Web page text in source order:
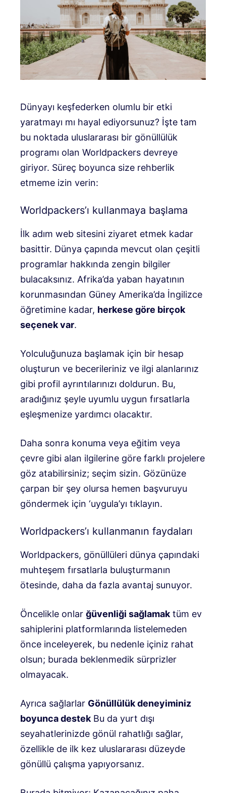
Dünyayı keşfederken olumlu bir etki
yaratmayı mı hayal ediyorsunuz? İşte tam
bu noktada uluslararası bir gönüllülük
programı olan Worldpackers devreye
giriyor. Süreç boyunca size rehberlik
etmeme izin verin:
Worldpackers’ı kullanmaya başlama
İlk adım web sitesini ziyaret etmek kadar
basittir. Dünya çapında mevcut olan çeşitli
programlar hakkında zengin bilgiler
bulacaksınız. Afrika’da yaban hayatının
korunmasından Güney Amerika’da İngilizce
öğretimine kadar, herkese göre birçok
seçenek var.
Yolculuğunuza başlamak için bir hesap
oluşturun ve becerileriniz ve ilgi alanlarınız
gibi profil ayrıntılarınızı doldurun. Bu,
aradığınız şeyle uyumlu uygun fırsatlarla
eşleşmenize yardımcı olacaktır.
Daha sonra konuma veya eğitim veya
çevre gibi alan ilgilerine göre farklı projelere
göz atabilirsiniz; seçim sizin. Gözünüze
çarpan bir şey olursa hemen başvuruyu
göndermek için ‘uygula’yı tıklayın.
Worldpackers’ı kullanmanın faydaları
Worldpackers, gönüllüleri dünya çapındaki
muhteşem fırsatlarla buluşturmanın
ötesinde, daha da fazla avantaj sunuyor.
Öncelikle onlar ğüvenliği sağlamak tüm ev
sahiplerini platformlarında listelemeden
önce inceleyerek, bu nedenle içiniz rahat
olsun; burada beklenmedik sürprizler
olmayacak.
Ayrıca sağlarlar Gönüllülük deneyiminiz
boyunca destek Bu da yurt dışı
seyahatlerinizde gönül rahatlığı sağlar,
özellikle de ilk kez uluslararası düzeyde
gönüllü çalışma yapıyorsanız.